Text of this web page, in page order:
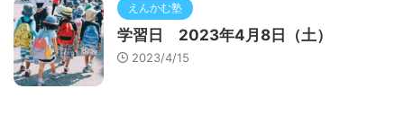
えんかむ塾
学習日 2023年4月8日（土）
2023/4/15